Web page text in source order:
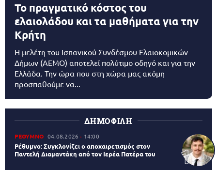
Το πραγματικό κόστος του
ελαιολάδου και τα μαθήματα για την
Κρήτη
Η μελέτη του Ισπανικού Συνδέσμου Ελαιοκομικών
Δήμων (AEMO) αποτελεί πολύτιμο οδηγό και για την
Ελλάδα. Την ώρα που στη χώρα μας ακόμη
προσπαθούμε να...
ΔΗΜΟΦΙΛΗ
ΡΕΘΥΜΝΟ 04.08.2026 14:00
Ρέθυμνο: Συγκλονίζει ο αποχαιρετισμός στον
Παντελή Διαμαντάκη από τον Ιερέα Πατέρα του